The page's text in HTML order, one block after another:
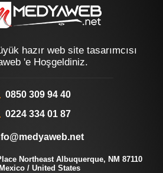
hazır web site tasarımcısı
'e Hoşgeldiniz.
0850 309 94 40
0224 334 01 87
Northeast Albuquerque, NM 87110
/ United States